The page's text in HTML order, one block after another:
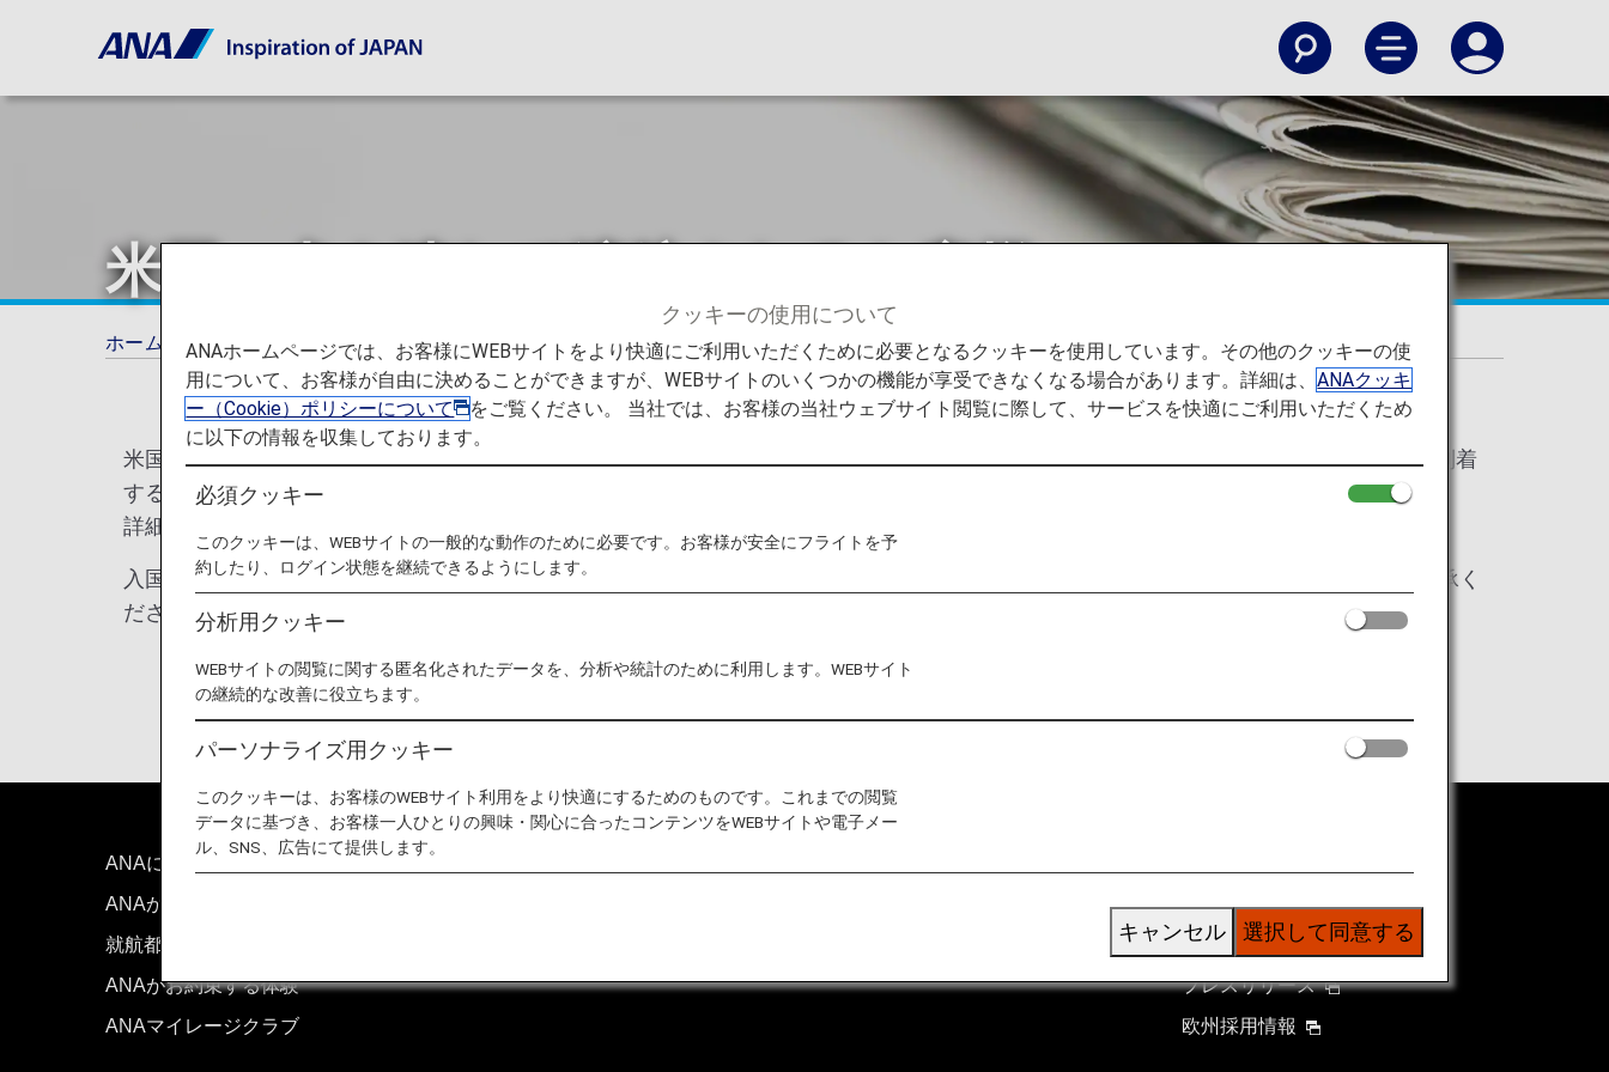
米国へ犬を連れて渡航されるお客様へ
ホーム ご旅行の準備 ペットをお連れのお客様 米国へ犬を連れて渡航されるお客様へ
米国疾病予防管理センター（Centers for Disease Control and Prevention、以下CDC）より、2024年8月1日以降に旅客、貨物便で米国に到着
する全ての犬の入国条件が改定される旨、通達が発行されています。
詳細につきましては、CDCのウェブサイト
入国条件を満たさず到着した犬は入国を拒否され、お客様のご負担にて出発地等にお戻しいただくことになりますので、あらかじめご了承く
ださい。
ANAについて
ANAからのお知らせ
就航都市
ANAがお約束する体験
ANAマイレージクラブ
グループ企業一覧
株主・投資家情報
プレスリリース
欧州採用情報
クッキーの使用について
ANAホームページでは、お客様にWEBサイトをより快適にご利用いただくために必要となるクッキーを使用しています。その他のクッキーの使
用について、お客様が自由に決めることができますが、WEBサイトのいくつかの機能が享受できなくなる場合があります。詳細は、ANAクッキ
ー（Cookie）ポリシーについて
をご覧ください。 当社では、お客様の当社ウェブサイト閲覧に際して、サービスを快適にご利用いただくため
に以下の情報を収集しております。
必須クッキー
このクッキーは、WEBサイトの一般的な動作のために必要です。お客様が安全にフライトを予
約したり、ログイン状態を継続できるようにします。
分析用クッキー
WEBサイトの閲覧に関する匿名化されたデータを、分析や統計のために利用します。WEBサイト
の継続的な改善に役立ちます。
パーソナライズ用クッキー
このクッキーは、お客様のWEBサイト利用をより快適にするためのものです。これまでの閲覧
データに基づき、お客様一人ひとりの興味・関心に合ったコンテンツをWEBサイトや電子メー
ル、SNS、広告にて提供します。
選択して同意する
キャンセル